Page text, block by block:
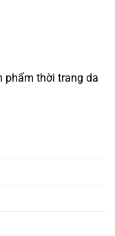
phẩm thời trang da